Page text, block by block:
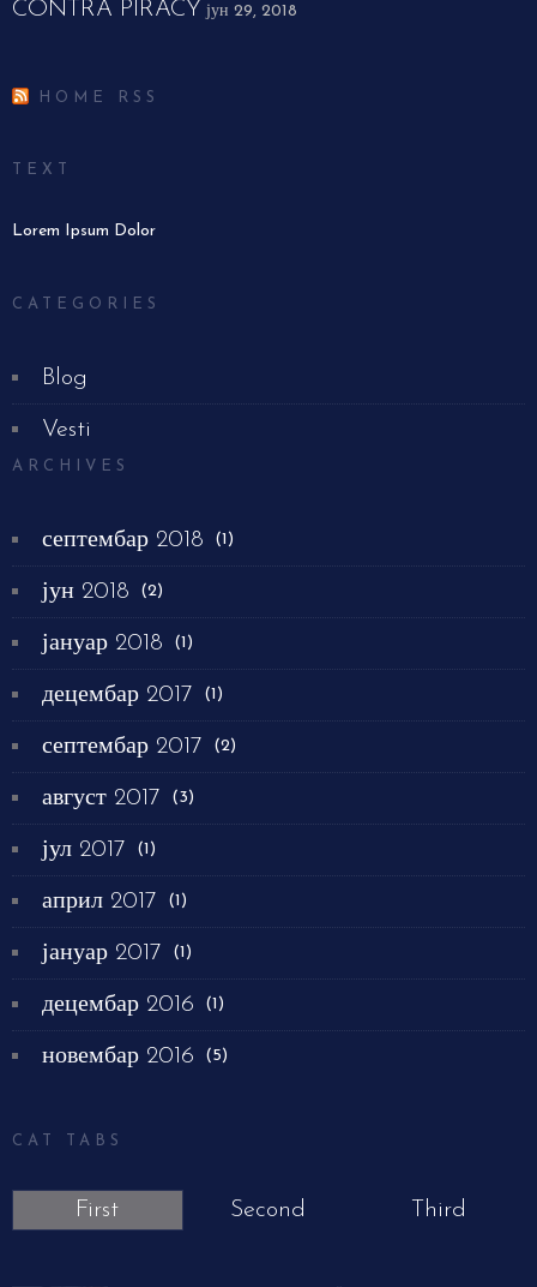
CONTRA PIRACY јун 29, 2018
HOME RSS
TEXT
Lorem Ipsum Dolor
CATEGORIES
Blog
Vesti
ARCHIVES
септембар 2018 (1)
јун 2018 (2)
јануар 2018 (1)
децембар 2017 (1)
септембар 2017 (2)
август 2017 (3)
јул 2017 (1)
април 2017 (1)
јануар 2017 (1)
децембар 2016 (1)
новембар 2016 (5)
CAT TABS
First Second Third